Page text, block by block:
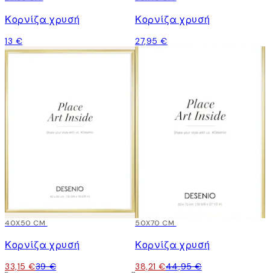
Κορνίζα χρυσή
13 €
Κορνίζα χρυσή
27,95 €
15%*
40X50 CM
Κορνίζα χρυσή
33,15 €39 €
15%*
50X70 CM
Κορνίζα χρυσή
38,21 €44,95 €